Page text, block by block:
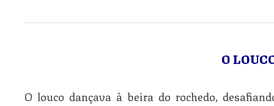
O
O louco dançava à beira do rochedo,